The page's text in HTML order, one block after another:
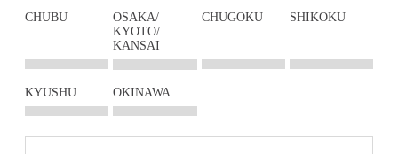
CHUBU
OSAKA/
KYOTO/
KANSAI
CHUGOKU SHIKOKU
KYUSHU OKINAWA